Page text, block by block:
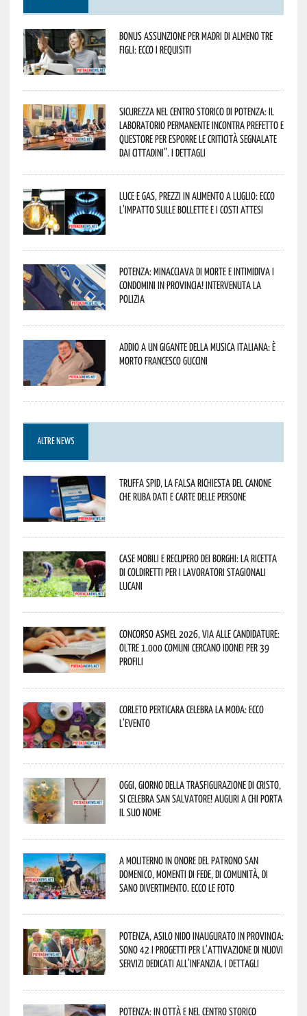
Bonus assunzione per madri di almeno tre
figli: ecco i requisiti
Sicurezza nel Centro Storico di Potenza: il
Laboratorio Permanente incontra Prefetto e
Questore per esporre le criticità segnalate
dai cittadini”. I dettagli
Luce e gas, prezzi in aumento a luglio: ecco
l’impatto sulle bollette e i costi attesi
Potenza: minacciava di morte e intimidiva i
condomini in provincia! Intervenuta la
Polizia
Addio a un gigante della musica italiana: è
morto Francesco Guccini
ALTRE NEWS
Truffa Spid, la falsa richiesta del canone
che ruba dati e carte delle persone
Case mobili e recupero dei borghi: la ricetta
di Coldiretti per i lavoratori stagionali
lucani
Concorso Asmel 2026, via alle candidature:
oltre 1.000 Comuni cercano idonei per 39
profili
Corleto Perticara celebra la moda: ecco
l’evento
Oggi, giorno della Trasfigurazione di Cristo,
si celebra San Salvatore! Auguri a chi porta
il suo nome
A Moliterno in onore del Patrono San
Domenico, momenti di fede, di comunità, di
sano divertimento. Ecco le foto
Potenza, asilo nido inaugurato in provincia:
sono 42 i progetti per l’attivazione di nuovi
servizi dedicati all’infanzia. I dettagli
Potenza: in città e nel centro storico